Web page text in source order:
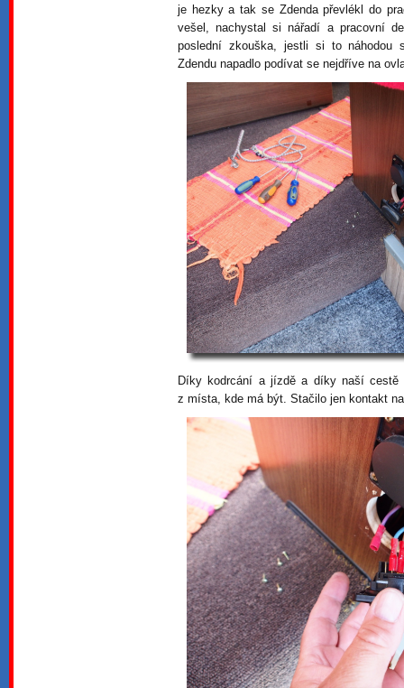
je hezky a tak se Zdenda převlékl do
vešel, nachystal si nářadí a pracovní
poslední zkouška, jestli si to náhodou
Zdendu napadlo podívat se nejdříve na
Díky kodrcání a jízdě a díky naší cestě
z místa, kde má být. Stačilo jen kontakt